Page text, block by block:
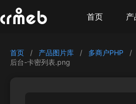
首页 产
首页 / 产品图片库 / 多商户PHP /
后台-卡密列表.png